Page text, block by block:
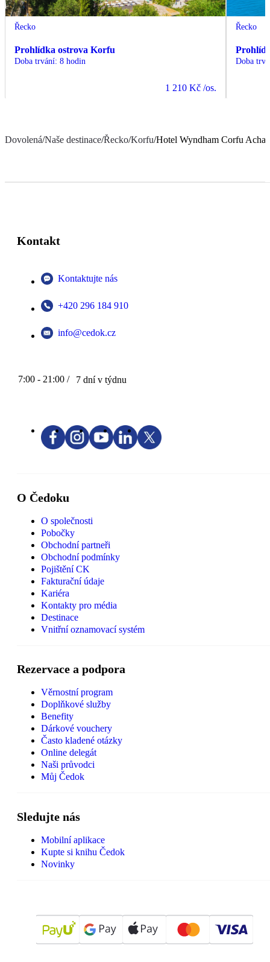
Řecko
Prohlídka ostrova Korfu
Doba trvání: 8 hodin
1 210 Kč /os.
Řecko
Doba
Dovolená/Naše destinace/Řecko/Korfu/Hotel Wyndham Corfu
Kontakt
Kontaktujte nás
+420 296 184 910
info@cedok.cz
7:00 - 21:00 / 7 dní v týdnu
O Čedoku
O společnosti
Pobočky
Obchodní partneři
Obchodní podmínky
Pojištění CK
Fakturační údaje
Kariéra
Kontakty pro média
Destinace
Vnitřní oznamovací systém
Rezervace a podpora
Věrnostní program
Doplňkové služby
Benefity
Dárkové vouchery
Často kladené otázky
Online delegát
Naši průvodci
Můj Čedok
Sledujte nás
Mobilní aplikace
Kupte si knihu Čedok
Novinky